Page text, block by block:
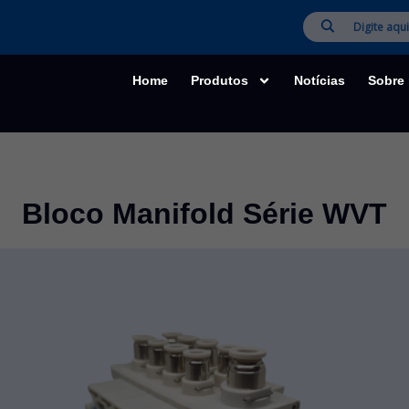
Home Produtos Notícias Sobre
Bloco Manifold Série WVT